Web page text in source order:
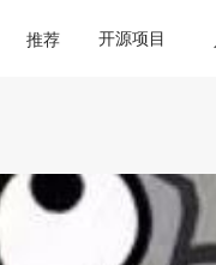
推荐 开源项目